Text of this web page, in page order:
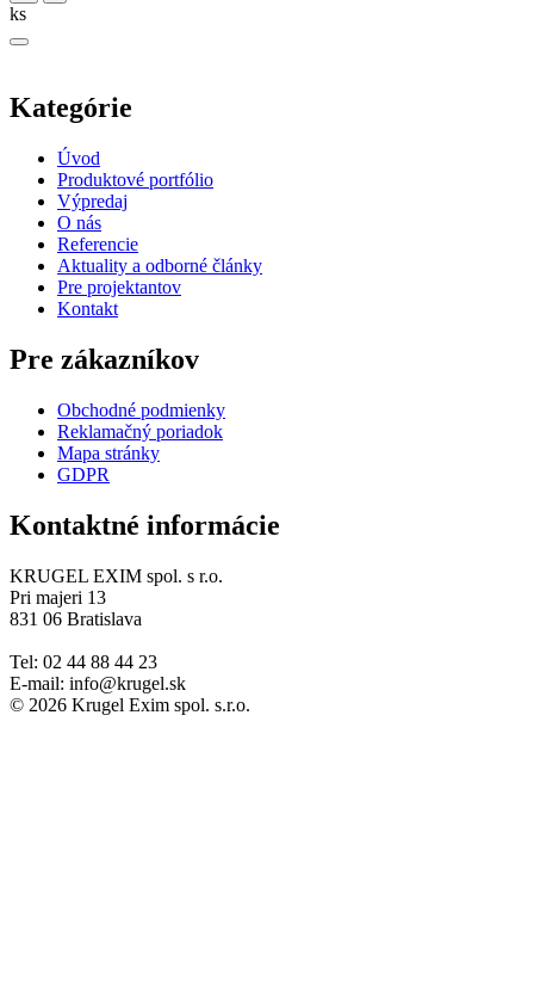
ks
Kategórie
Úvod
Produktové portfólio
Výpredaj
O nás
Referencie
Aktuality a odborné články
Pre projektantov
Kontakt
Pre zákazníkov
Obchodné podmienky
Reklamačný poriadok
Mapa stránky
GDPR
Kontaktné informácie
KRUGEL EXIM spol. s r.o.
Pri majeri 13
831 06 Bratislava
Tel: 02 44 88 44 23
E-mail: info@krugel.sk
© 2026 Krugel Exim spol. s.r.o.